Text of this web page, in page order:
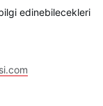
edinebilecekleri